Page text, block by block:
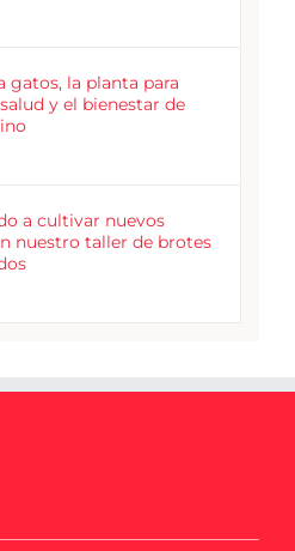
gatos, la planta para
y el bienestar de
a cultivar nuevos
nuestro taller de brotes